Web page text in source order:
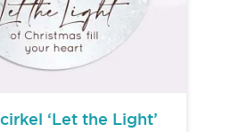
‘Let the Light’